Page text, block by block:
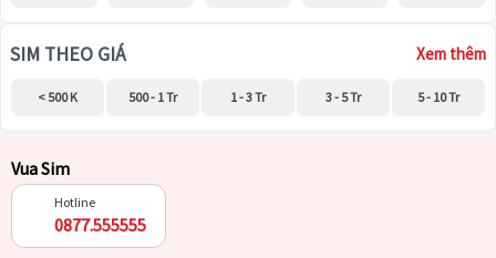
SIM THEO GIÁ Xem thêm
< 500 K 500 - 1 Tr 1 - 3 Tr 3 - 5 Tr 5 - 10 Tr
Vua Sim
Hotline
0877.555555